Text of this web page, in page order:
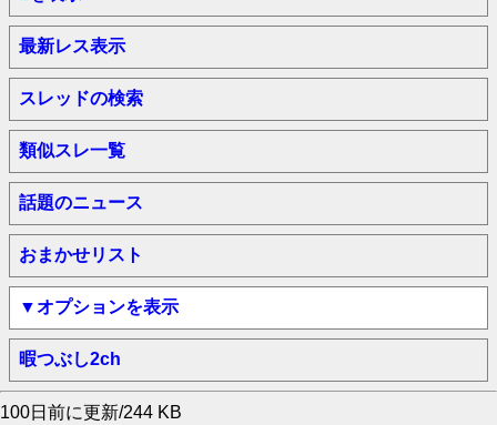
最新レス表示
スレッドの検索
類似スレ一覧
話題のニュース
おまかせリスト
▼オプションを表示
暇つぶし2ch
100日前に更新/244 KB